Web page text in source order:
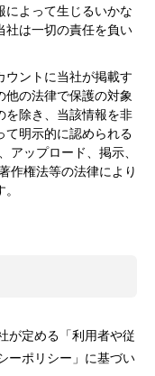
によって生じるいかな
社は一切の責任を負い
ウントに当社が掲載す
他の法律で保護の対象
を除き、当該情報を非
て明示的に認められる
アップロード、掲示、
作権法等の法律により
が定める「利用者や従
ーポリシー」に基づい